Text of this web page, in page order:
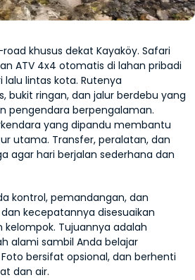
khusus dekat Kayaköy. Safari
ATV 4x4 otomatis di lahan pribadi
lalu lintas kota. Rutenya
bukit ringan, dan jalur berdebu yang
pengendara berpengalaman.
yang dipandu membantu
utama. Transfer, peralatan, dan
agar hari berjalan sederhana dan
kontrol, pemandangan, dan
kecepatannya disesuaikan
Tujuannya adalah
alami sambil Anda belajar
bersifat opsional, dan berhenti
dan air.